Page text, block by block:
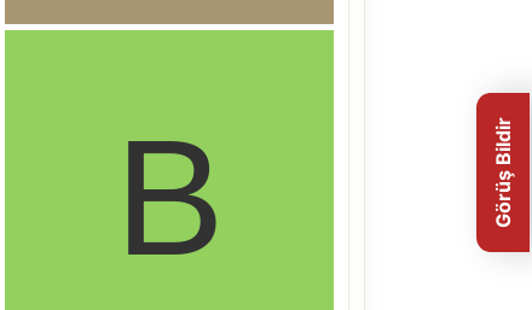
Görüş Bildir